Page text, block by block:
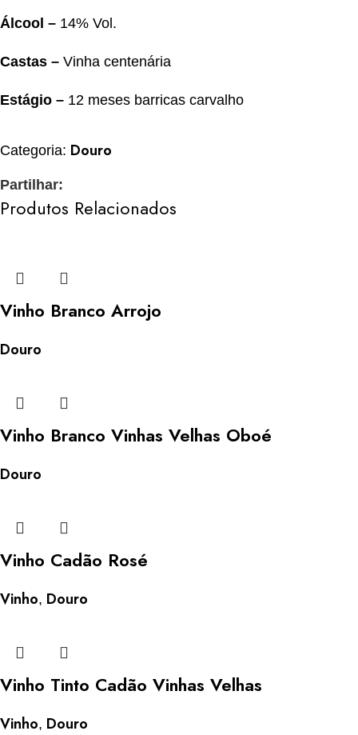
Álcool – 14% Vol.
Castas – Vinha centenária
Estágio – 12 meses barricas carvalho
Categoria: Douro
Partilhar:
Produtos Relacionados
Vinho Branco Arrojo
Douro
Vinho Branco Vinhas Velhas Oboé
Douro
Vinho Cadão Rosé
Vinho, Douro
Vinho Tinto Cadão Vinhas Velhas
Vinho, Douro